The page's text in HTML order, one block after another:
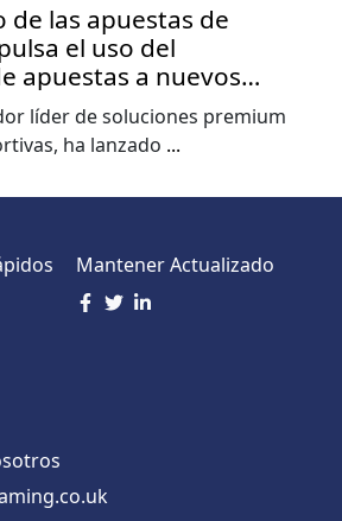
de las apuestas de
el uso del
apuestas a nuevos
el informe de la Copa
Kambi
líder de soluciones premium
ha lanzado ...
Mantener Actualizado